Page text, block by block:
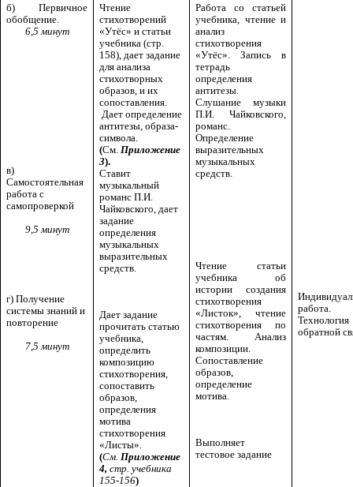
б) Первичное
обобщение.
6,5 минут
в)
Самостоятельная
работа с
самопроверкой
9,5 минут
г) Получение
системы знаний и
повторение
7,5 минут
Чтение
стихотворений
«Утёс» и статьи
учебника (стр.
158), дает задание
для анализа
стихотворных
образов, и их
сопоставления.
Дает определение
антитезы, образа-
символа.
(См. Приложение
3).
Ставит
музыкальный
романс П.И.
Чайковского, дает
задание
определения
музыкальных
выразительных
средств.
Дает задание
прочитать статью
учебника,
определить
композицию
стихотворения,
сопоставить
образов,
определения
мотива
стихотворения
«Листы».
(См. Приложение
4,стр. учебника
155-156)
Работа со статьей
учебника, чтение и
анализ
стихотворения
«Утёс». Запись в
тетрадь
определения
антитезы.
Слушание музыки
П.И. Чайковского,
романс.
Определение
выразительных
музыкальных
средств.
Чтение статьи
учебника об
истории создания
стихотворения
«Листок», чтение
стихотворения по
частям. Анализ
композиции.
Сопоставление
образов,
определение
мотива.
Выполняет
тестовое задание
работа.
Технология
обратной